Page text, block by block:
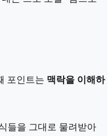
포인트는 맥락을 이해하
들을 그대로 물려받아